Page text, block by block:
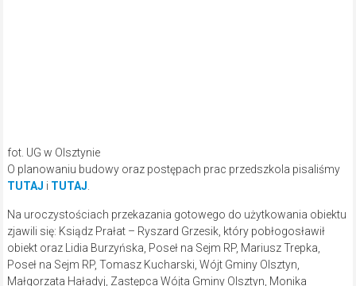
fot. UG w Olsztynie
O planowaniu budowy oraz postępach prac przedszkola pisaliśmy
TUTAJ i TUTAJ
Na uroczystościach przekazania gotowego do użytkowania obiektu
zjawili się: Ksiądz Prałat – Ryszard Grzesik, który pobłogosławił
obiekt oraz Lidia Burzyńska, Poseł na Sejm RP, Mariusz Trepka,
Poseł na Sejm RP, Tomasz Kucharski, Wójt Gminy Olsztyn,
Małgorzata Haładyj, Zastępca Wójta Gminy Olsztyn, Monika